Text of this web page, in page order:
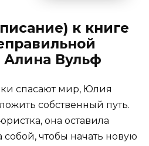
к книге
Алина Вульф
спасают мир, Юлия
собственный путь.
она оставила
чтобы начать новую